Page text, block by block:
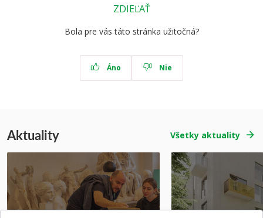
ZDIEĽAŤ
Bola pre vás táto stránka užitočná?
Áno Nie
Aktuality Všetky aktuality